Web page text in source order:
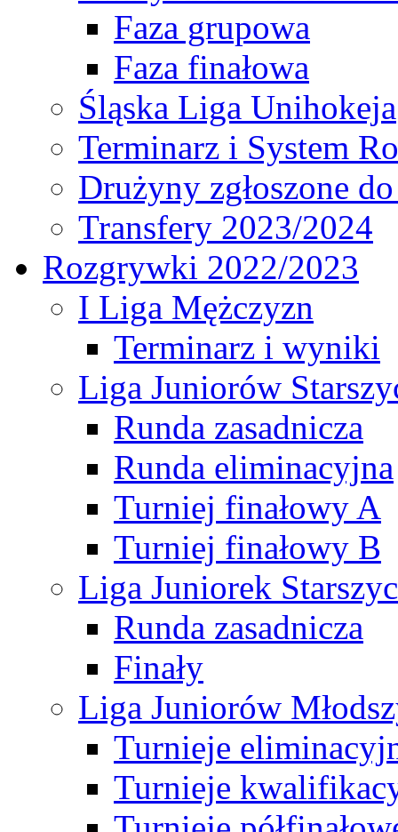
Faza grupowa
Faza finałowa
Śląska Liga Unihokeja
Terminarz i System
Drużyny zgłoszone
Transfery 2023/2024
Rozgrywki 2022/2023
I Liga Mężczyzn
Terminarz i wyniki
Liga Juniorów
Runda zasadnicza
Runda eliminacyjna
Turniej finałowy A
Turniej finałowy B
Liga Juniorek
Runda zasadnicza
Finały
Liga Juniorów
Turnieje
Turnieje